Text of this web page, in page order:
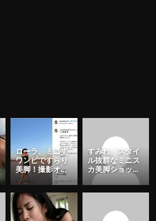
ローラ、ミニ丈
ワンピですらり
美脚！撮影オフ
ショットに反響
「美しすぎる」 |
YE...
すみれ、スタイ
ル抜群なミニス
カ美脚ショット
公開！「可愛
い」「めっちゃ